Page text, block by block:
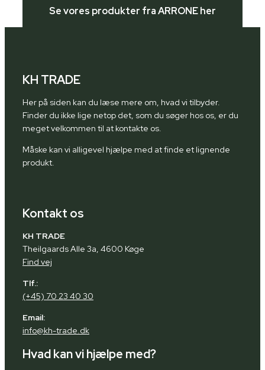
Se vores produkter fra ARRONE her
KH TRADE
Her på siden kan du læse mere om, hvad vi tilbyder.
Finder du ikke lige netop det, som du søger hos os, er du
meget velkommen til at kontakte os.
Måske kan vi alligevel hjælpe med at finde et lignende
produkt.
Kontakt os
KH TRADE
Theilgaards Alle 3a, 4600 Køge
Find vej
Tlf.:
(+45) 70 23 40 30
Email:
info@kh-trade.dk
Hvad kan vi hjælpe med?